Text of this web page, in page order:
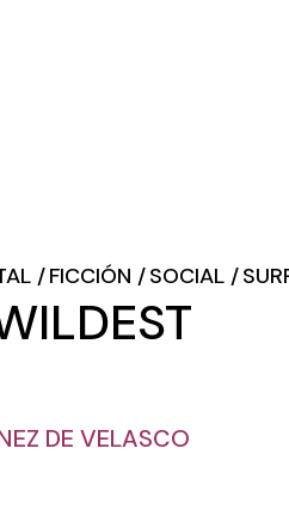
FICCIÓN SOCIAL
DE VELASCO